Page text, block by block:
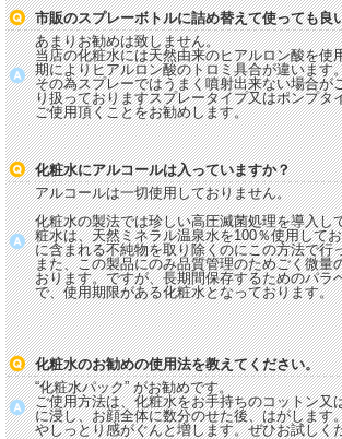
市販のスプレーボトルに詰め替えて使っても良
あまりお勧めは致しません。
当店の化粧水には天然由来のヒアルロン酸を使
期によりヒアルロン酸のトロミ具合が違います
その為スプレーではうまく噴射出来ない場合が
り扱っておりますスプレータイプ又はポンプタ
ご使用頂くことをお勧めします。
化粧水にアルコールは入っていますか？
アルコールは一切使用しておりません。
化粧水の製法では珍しい高圧滅菌処理を導入し
粧水は、天然ミネラル温泉水を100％使用して
に含まれる不純物を取り除くのにこの方法で行
また、この製品にのみ品質管理のためごく微量
おります。ですが、長期間保存するためのパラ
で、使用期限がある化粧水となっております。
化粧水のお勧めの使用法を教えてください。
“化粧水パック” がお勧めです。
ご使用方法は、化粧水をお手持ちのコットン又
に浸し、お顔全体に数分のせた後、はがします
やしっとり感がぐんと増します。ぜひお試しく